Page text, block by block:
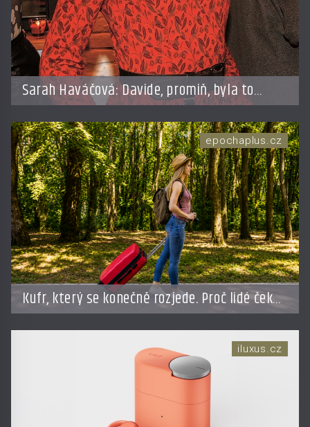
Sarah Haváčová: Davide, promiň, byla to
chyba!
Kufr, který se konečně rozjede. Proč lidé čekají
na kolečka téměř pět tisíc let?
epochaplus.cz
iluxus.cz